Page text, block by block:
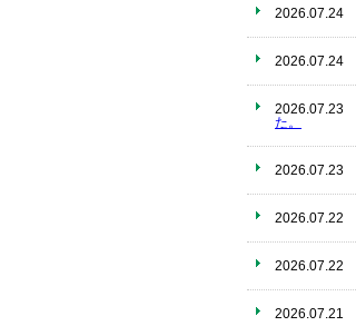
2026.07.24
2026.07.24
2026.07.23
た。
2026.07.23
2026.07.22
2026.07.22
2026.07.21